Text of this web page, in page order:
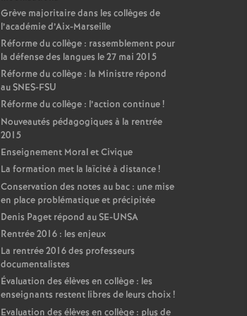
Grève majoritaire dans les collèges de
l’académie d’Aix-Marseille
Réforme du collège : rassemblement pour
la défense des langues le 27 mai 2015
Réforme du collège : la Ministre répond
au SNES-FSU
Réforme du collège : l’action continue!
Nouveautés pédagogiques à la rentrée
2015
Enseignement Moral et Civique
La formation met la laïcité à distance!
Conservation des notes au bac : une mise
en place problématique et précipitée
Denis Paget répond au SE-UNSA
Rentrée 2016 : les enjeux
La rentrée 2016 des professeurs
documentalistes
Évaluation des élèves en collège : les
enseignants restent libres de leurs choix!
Evaluation des élèves en collège : plus de